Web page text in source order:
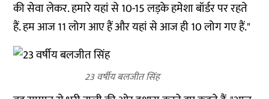
की सेवा लेकर. हमारे यहां से 10-15 लड़के हमेशा बॉर्डर पर रहते
हैं. हम आज 11 लोग आए हैं और यहां से आज ही 10 लोग गए हैं."
23 वर्षीय बलजीत सिंह